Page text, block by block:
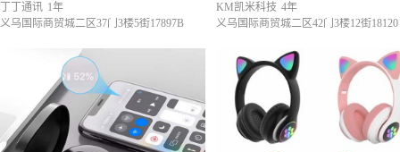
丁丁通讯 1年
义乌国际商贸城二区37门3楼5街17897B
KM凯米科技 4年
义乌国际商贸城二区42门3楼12街18120